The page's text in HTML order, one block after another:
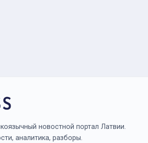
новостной портал Латвии.
аналитика, разборы.